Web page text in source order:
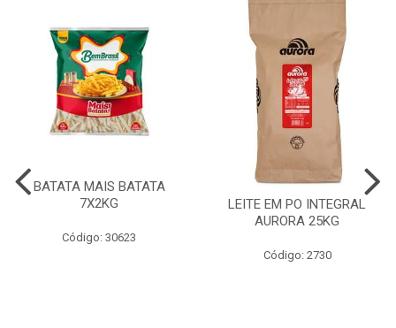
BATATA MAIS BATATA
7X2KG
Código: 30623
LEITE EM PO INTEGRAL
AURORA 25KG
Código: 2730